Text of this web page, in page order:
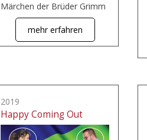
Märchen der Brüder Grimm
mehr erfahren
2019
Happy Coming Out